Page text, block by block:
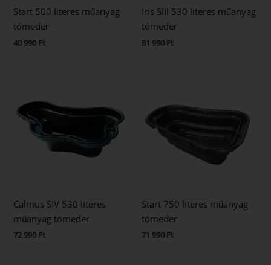
Start 500 literes műanyag
tómeder
40 990 Ft
Iris SIII 530 literes műanyag
tómeder
81 990 Ft
Calmus SIV 530 literes
műanyag tómeder
72 990 Ft
Start 750 literes műanyag
tómeder
71 990 Ft